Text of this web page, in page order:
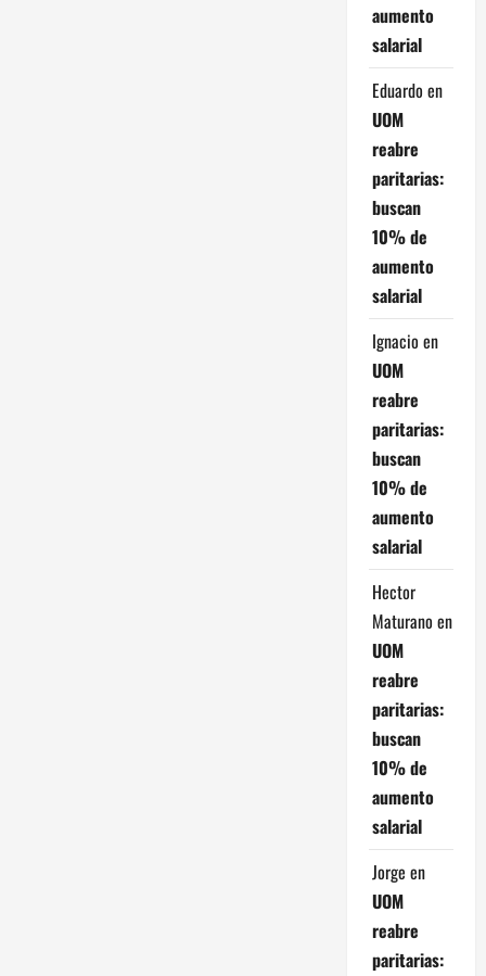
aumento
salarial
Eduardo en
UOM
reabre
paritarias:
buscan
10% de
aumento
salarial
Ignacio en
UOM
reabre
paritarias:
buscan
10% de
aumento
salarial
Hector
Maturano en
UOM
reabre
paritarias:
buscan
10% de
aumento
salarial
Jorge en
UOM
reabre
paritarias: